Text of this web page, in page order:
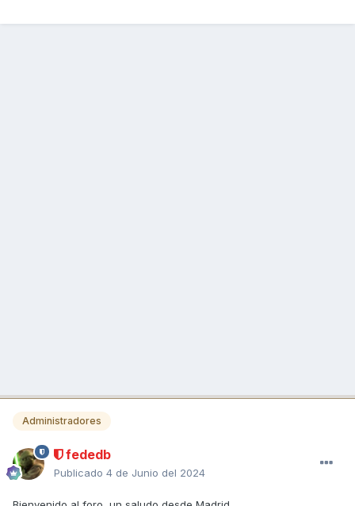
Administradores
fededb
Publicado 4 de Junio del 2024